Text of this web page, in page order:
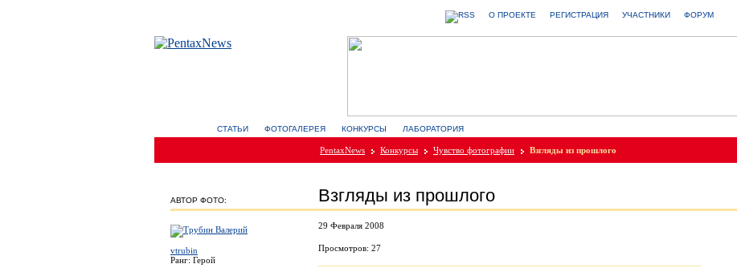
О ПРОЕКТЕ РЕГИСТРАЦИЯ УЧАСТНИКИ
ФОРУМ
СТАТЬИ ФОТОГАЛЕРЕЯ КОНКУРСЫ ЛАБОРАТОРИЯ
PentaxNews Конкурсы Чувство фотографии Взгляды из прошлого
АВТОР ФОТО: Взгляды из прошлого
vtrubin
Ранг: Герой
29 Февраля 2008
Просмотров: 27